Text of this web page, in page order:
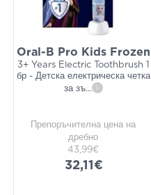
Oral-B Pro Kids Frozen
3+ Years Electric Toothbrush 1
бр - Детска електрическа четка
за зъ... i
Препоръчителна цена на
дребно
43,99€
32,11€